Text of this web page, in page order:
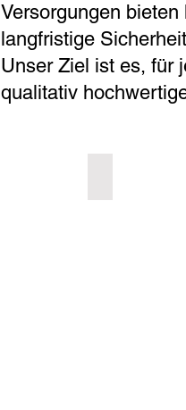
Versorgungen
langfristige
Unser Ziel ist es, für
qualitativ